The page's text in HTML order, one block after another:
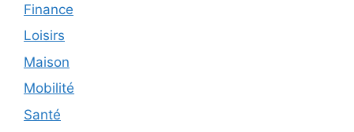
Finance
Loisirs
Maison
Mobilité
Santé